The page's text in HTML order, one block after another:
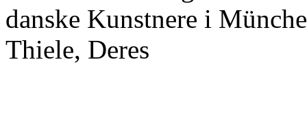
danske Kunstnere i
Thiele, Deres